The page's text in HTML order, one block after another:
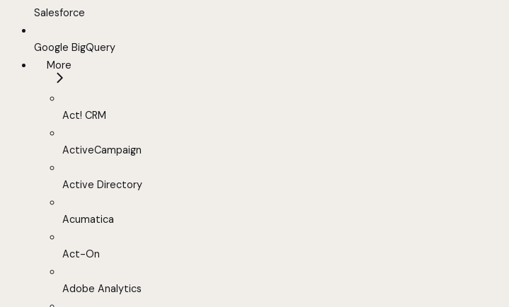
Salesforce
Google BigQuery
More
Act! CRM
ActiveCampaign
Active Directory
Acumatica
Act-On
Adobe Analytics